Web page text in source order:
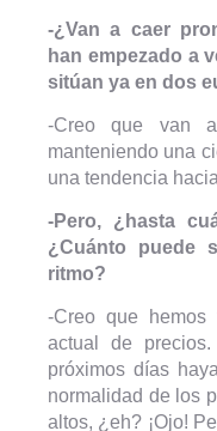
-¿Van a caer
han empezado a
sitúan ya en dos
-Creo que van
manteniendo una
una tendencia
-Pero, ¿hasta
¿Cuánto puede
ritmo?
-Creo que hemos
actual de
próximos días
normalidad de los
altos, ¿eh? ¡Ojo!